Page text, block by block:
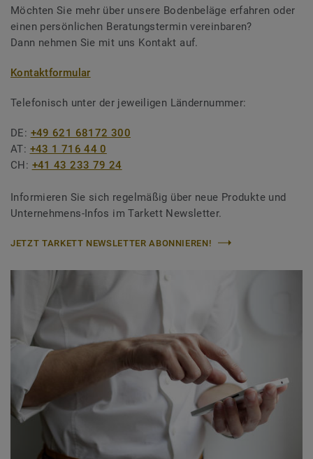
Möchten Sie mehr über unsere Bodenbeläge erfahren oder
einen persönlichen Beratungstermin vereinbaren?
Dann nehmen Sie mit uns Kontakt auf.
Kontaktformular
Telefonisch unter der jeweiligen Ländernummer:
DE: +49 621 68172 300
AT: +43 1 716 44 0
CH: +41 43 233 79 24
Informieren Sie sich regelmäßig über neue Produkte und
Unternehmens-Infos im Tarkett Newsletter.
JETZT TARKETT NEWSLETTER ABONNIEREN!